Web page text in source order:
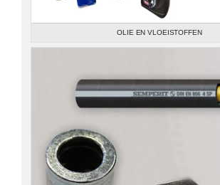
OLIE EN VLOEISTOFFEN